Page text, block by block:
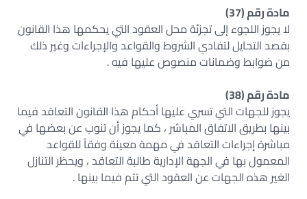
مادة رقم (37)
لا يجوز اللجوء إلى تجزئة محل العقود التي يحكمها هذا القانون
بقصد التحايل لتفادي الشروط والقواعد والإجراءات وغير ذلك
من ضوابط وضمانات منصوص عليها فيه .
مادة رقم (38)
يجوز للجهات التي تسري عليها أحكام هذا القانون التعاقد فيما
بينها بطريق الاتفاق المباشر ، كما يجوز أن تنوب عن بعضها في
مباشرة إجراءات التعاقد في مهمة معينة وفقاً للقواعد
المعمول بها في الجهة الإدارية طالبة التعاقد ، ويحظر التنازل
الغير هذه الجهات عن العقود التي تتم فيما بينها .